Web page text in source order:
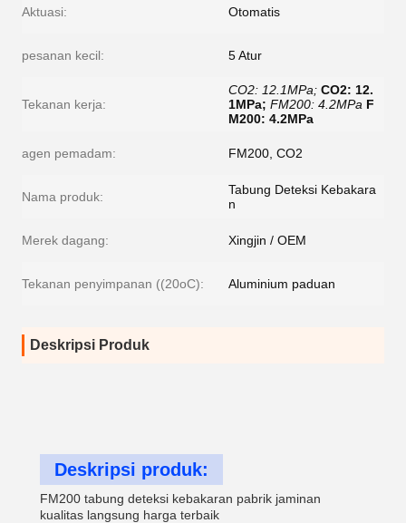
Aktuasi: Otomatis
pesanan kecil: 5 Atur
Tekanan kerja:
CO2: 12.1MPa; CO2: 12.
1MPa; FM200: 4.2MPa F
M200: 4.2MPa
agen pemadam: FM200, CO2
Nama produk:
Tabung Deteksi Kebakara
n
Merek dagang: Xingjin / OEM
Tekanan penyimpanan ((20oC): Aluminium paduan
Deskripsi Produk
Deskripsi produk:
FM200 tabung deteksi kebakaran pabrik jaminan
kualitas langsung harga terbaik